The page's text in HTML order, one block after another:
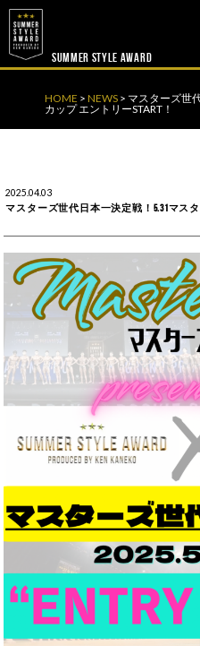
SUMMER STYLE AWARD
HOME > NEWS > マスターズ世
カップ エントリーSTART！
2025.04.03
マスターズ世代日本一決定戦！5.31マスタ